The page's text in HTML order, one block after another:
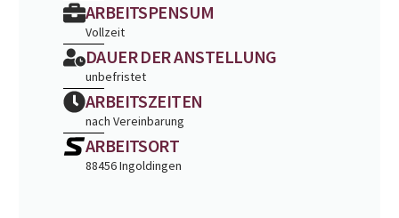
ARBEITSPENSUM
Vollzeit
DAUER DER ANSTELLUNG
unbefristet
ARBEITSZEITEN
nach Vereinbarung
ARBEITSORT
88456 Ingoldingen